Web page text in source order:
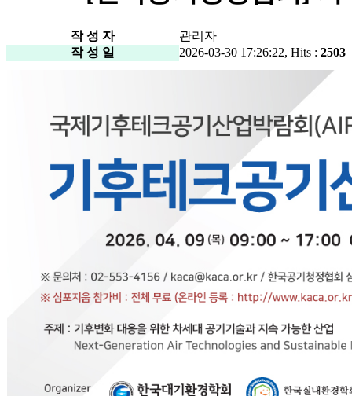
작 성 자
관리자
작 성 일
2026-03-30 17:26:22, Hits : 2503